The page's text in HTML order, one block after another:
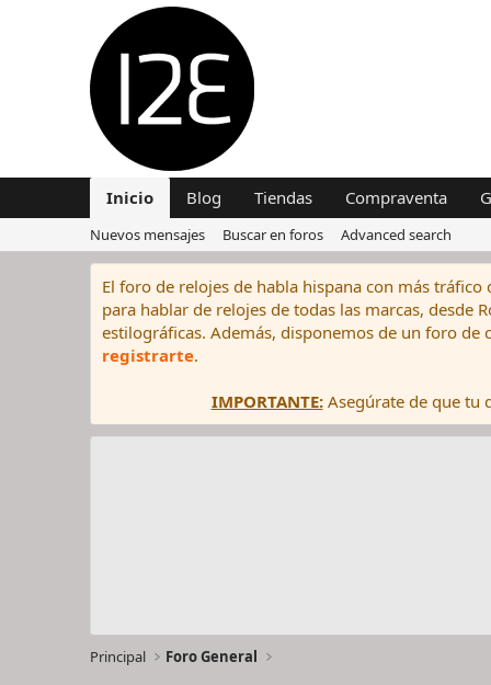
Inicio Blog Tiendas Compraventa
Nuevos mensajes Buscar en foros Advanced search
El foro de relojes de habla hispana con más
para hablar de relojes de todas las marcas, desde
estilográficas. Además, disponemos de un foro
registrarte.
IMPORTANTE:Asegúrate de que tu
Principal Foro General